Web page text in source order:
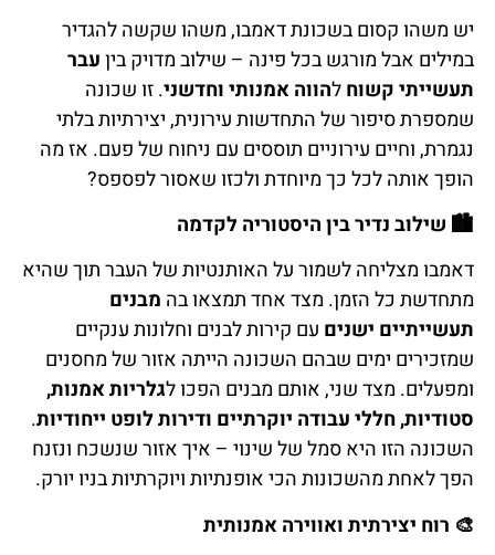
יש משהו קסום בשכונת דאמבו, משהו שקשה להגדיר
במילים אבל מורגש בכל פינה – שילוב מדויק ביןעבר
תעשייתי קשוחלהווה אמנותי וחדשני. זו שכונה
שמספרת סיפור של התחדשות עירונית, יצירתיות בלתי
נגמרת, וחיים עירוניים תוססים עם ניחוח של פעם. אז מה
הופך אותה לכל כך מיוחדת ולכזו שאסור לפספס?
🏙 שילוב נדיר בין היסטוריה לקדמה
דאמבו מצליחה לשמור על האותנטיות של העבר תוך שהיא
מתחדשת כל הזמן. מצד אחד תמצאו בה מבנים
תעשייתיים ישנים עם קירות לבנים וחלונות ענקיים
שמזכירים ימים שבהם השכונה הייתה אזור של מחסנים
ומפעלים. מצד שני, אותם מבנים הפכו לגלריות אמנות,
סטודיות, חללי עבודה יוקרתיים ודירות לופט ייחודיות.
השכונה הזו היא סמל של שינוי – איך אזור שנשכח ונזנח
הפך לאחת מהשכונות הכי אופנתיות ויוקרתיות בניו יורק.
🎨 רוח יצירתית ואווירה אמנותית